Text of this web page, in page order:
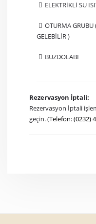
ELEKTRİKLİ SU
OTURMA GRUBU
GELEBİLİR )
BUZDOLABI
Rezervasyon İptali:
Rezervasyon İptali
geçin. (Telefon:(0232)